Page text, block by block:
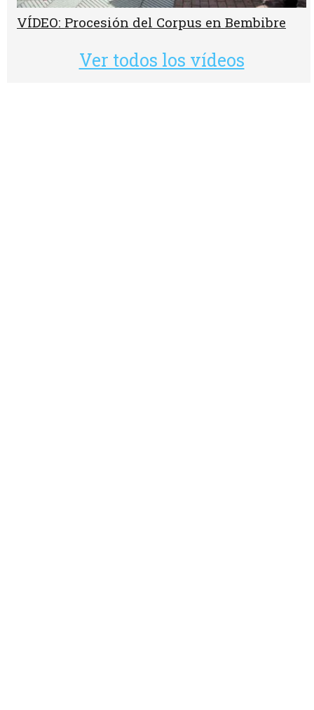
VÍDEO: Procesión del Corpus en Bembibre
Ver todos los vídeos